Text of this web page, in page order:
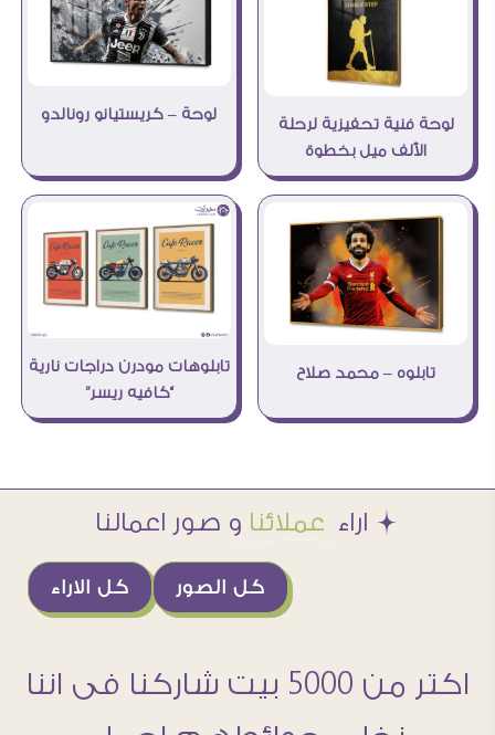
لوحة فنية تحفيزية لرحلة
الألف ميل بخطوة
لوحة – كريستيانو رونالدو
تابلوه – محمد صلاح
تابلوهات مودرن دراجات نارية
“كافيه ريسر”
Æ اراء عملائنا و صور اعمالنا
كل الاراء كل الصور
اكتر من 5000 بيت شاركنا فى اننا